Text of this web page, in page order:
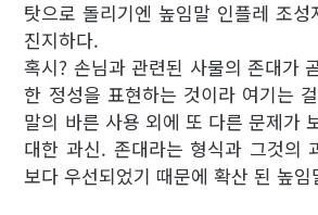
탓으로 돌리기엔 높임말 인플레 조
진지하다.
혹시? 손님과 관련된 사물의 존대가
한 정성을 표현하는 것이라 여기는
말의 바른 사용 외에 또 다른 문제가
대한 과신. 존대라는 형식과 그것의
보다 우선되었기 때문에 확산 된 높